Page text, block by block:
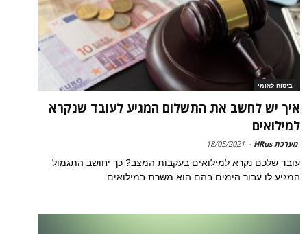
ביטוח לאומי
איך יש לחשב את התשלום המגיע לעובד שנקרא
למילואים
מערכת HRus -
18/05/2021
עובד שלכם נקרא למילואים בעקבות המצב? כך יחושב התגמול
המגיע לו עבור הימים בהם הוא משרת במילואים